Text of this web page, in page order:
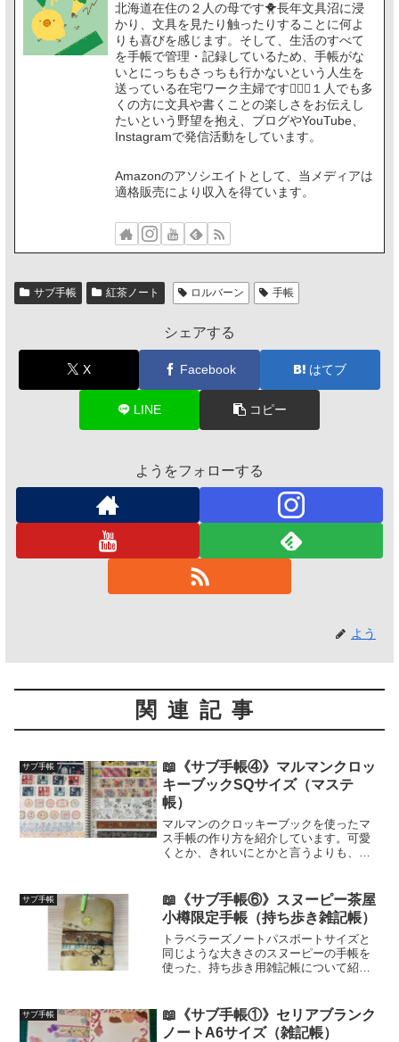
北海道在住の２人の母です🐥長年文具沼に浸
かり、文具を見たり触ったりすることに何よ
りも喜びを感じます。そして、生活のすべて
を手帳で管理・記録しているため、手帳がな
いとにっちもさっちも行かないという人生を
送っている在宅ワーク主婦です🙋🏻‍♀️１人でも多
くの方に文具や書くことの楽しさをお伝えし
たいという野望を抱え、ブログやYouTube、
Instagramで発信活動をしています。
Amazonのアソシエイトとして、当メディアは
適格販売により収入を得ています。
サブ手帳 紅茶ノート ロルバーン 手帳
シェアする
X Facebook はてブ
LINE コピー
ようをフォローする
よう
関連記事
サブ手帳
📖《サブ手帳④》マルマンクロッ
キーブックSQサイズ（マステ
帳）
マルマンのクロッキーブックを使ったマ
ス手帳の作り方を紹介しています。可愛
くとか、きれいにとかと言うよりも、自
を作りたい方におすすめです！
サブ手帳
📖《サブ手帳⑥》スヌーピー茶屋
小樽限定手帳（持ち歩き雑記帳）
トラベラーズノートパスポートサイズと
同じような大きさのスヌーピーの手帳を
使った、持ち歩き用雑記帳について紹介
立つ雑記帳です。
サブ手帳
📖《サブ手帳①》セリアブランク
ノートA6サイズ（雑記帳）